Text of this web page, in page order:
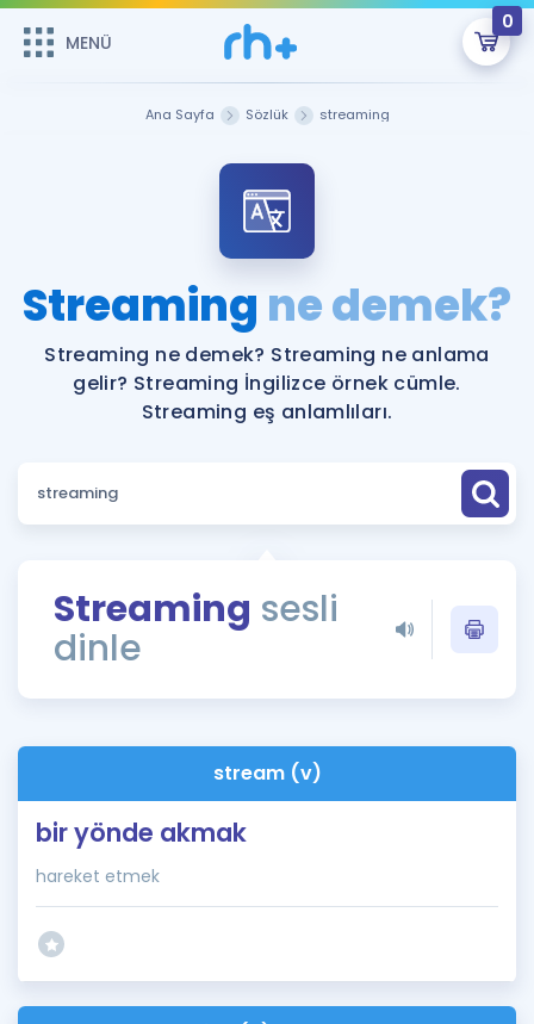
MENÜ
0
Şifremi Hatırlamıyorum
ÜYE DEĞİLİM
Sepetin Şu An Boş.
Remzi Hoca ile seni sınava hazırlayacak onlarca eğitim seni
bekliyor!
MENÜ
Faydalı Araçlar
Sözlük
Rehberlik Aracı
ÖSYM Sınav Takvimi
İngilizce Gramer
Hakkımızda
Ana Sayfa Sözlük streaming
Streaming ne demek?
Streaming ne demek? Streaming ne anlama
gelir? Streaming İngilizce örnek cümle.
Streaming eş anlamlıları.
Streaming sesli
dinle
stream (v)
bir yönde akmak
hareket etmek